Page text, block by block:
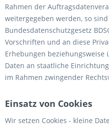
Rahmen der
weitergegeben werden, so
Bundesdatenschutzgesetz
Vorschriften und an diese
Erhebungen
Daten an staatliche
im Rahmen zwingender
Einsatz von Cookies
Wir setzen Cookies - kleine